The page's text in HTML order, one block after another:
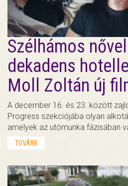
Szélhámos
dekadens
Moll Zoltán új
A december 16. és 23. között
Progress szekciójába olyan
amelyek az utómunka fázisában
TOVÁBB